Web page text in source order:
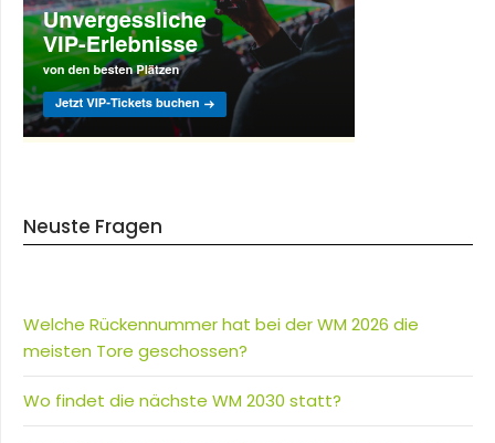
Neuste Fragen
Welche Rückennummer hat bei der WM 2026 die
meisten Tore geschossen?
Wo findet die nächste WM 2030 statt?